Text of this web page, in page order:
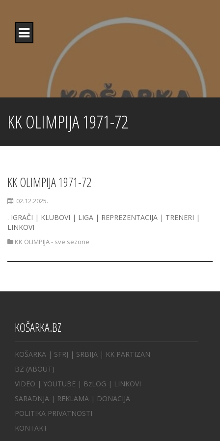
content
KK OLIMPIJA 1971-72
KK OLIMPIJA 1971-72
02.12.2025.
. IGRAČI | KLUBOVI | LIGA | REPREZENTACIJA | TRENERI |
LINKOVI
KK OLIMPIJA - sve sezone
KOŠARKA.BZ
KOŠARKA | SFRJ | SRBIJA | KK PARTIZAN
BZ (ABOUT)
VIDEO | YOUTUBE | BzLOG | LINKOVI
SARADNJA | REKLAMA | DONACIJA
POLITIKA PRIVATNOSTI
KONTAKT